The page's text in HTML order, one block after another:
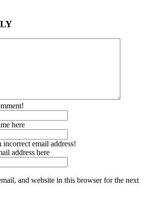
here
incorrect email address!
address here
and website in this browser for the next